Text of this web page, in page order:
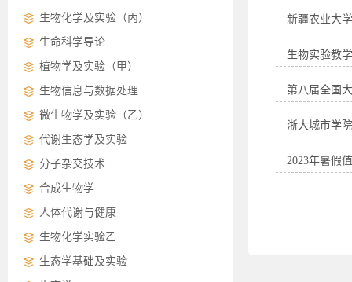
生物化学及实验（丙）
生命科学导论
植物学及实验（甲）
生物信息与数据处理
微生物学及实验（乙）
代谢生态学及实验
分子杂交技术
合成生物学
人体代谢与健康
生物化学实验乙
生态学基础及实验
新疆农业大
生物实验教
第八届全国
浙大城市学
2023年暑假